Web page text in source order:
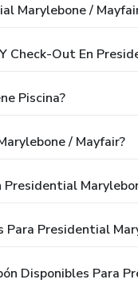
Marylebone /
Check-Out En
Piscina?
/ Mayfair?
Presidential
Disponibles Para